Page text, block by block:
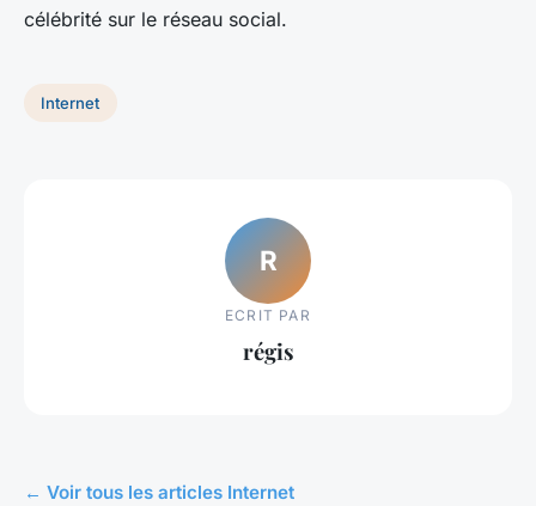
célébrité sur le réseau social.
Internet
R
ECRIT PAR
régis
← Voir tous les articles Internet